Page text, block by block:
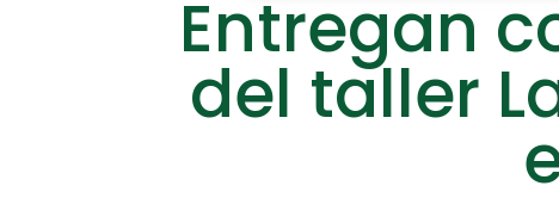
Entregan
del taller